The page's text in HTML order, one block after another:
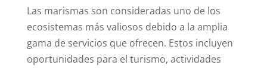
Las marismas son consideradas uno de los
ecosistemas más valiosos debido a la amplia
gama de servicios que ofrecen. Estos incluyen
oportunidades para el turismo, actividades